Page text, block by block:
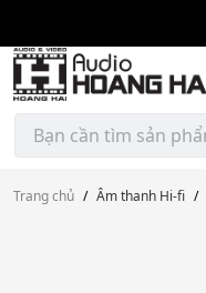
content
Tìm
kiếm:
Trang chủ / Âm thanh Hi-fi /